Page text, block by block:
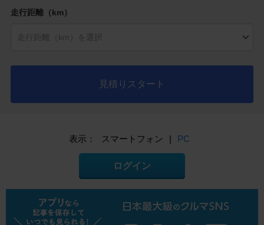
走行距離（km）
見積りスタート
表示： スマートフォン | PC
ログイン